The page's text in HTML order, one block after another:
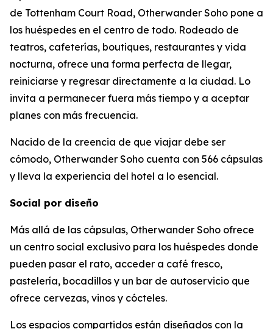
de Tottenham Court Road, Otherwander Soho pone a
los huéspedes en el centro de todo. Rodeado de
teatros, cafeterías, boutiques, restaurantes y vida
nocturna, ofrece una forma perfecta de llegar,
reiniciarse y regresar directamente a la ciudad. Lo
invita a permanecer fuera más tiempo y a aceptar
planes con más frecuencia.
Nacido de la creencia de que viajar debe ser
cómodo, Otherwander Soho cuenta con 566 cápsulas
y lleva la experiencia del hotel a lo esencial.
Social por diseño
Más allá de las cápsulas, Otherwander Soho ofrece
un centro social exclusivo para los huéspedes donde
pueden pasar el rato, acceder a café fresco,
pastelería, bocadillos y un bar de autoservicio que
ofrece cervezas, vinos y cócteles.
Los espacios compartidos están diseñados con la